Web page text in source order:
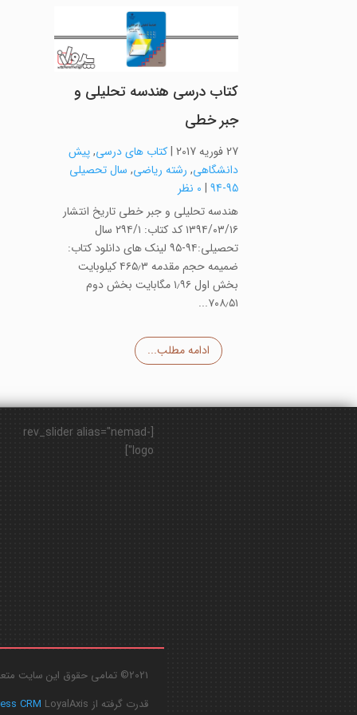
کتاب درسی هندسه تحلیلی و
جبر خطی
27 فوریه 2017 |کتاب های درسی,پیش
دانشگاهی, رشته ریاضی, سال تحصیلی
95-94
| 0 نظر
هندسه تحلیلی و جبر خطی تاریخ انتشار
۱۳۹۴/۰۳/۱۶ کد کتاب: ۲۹۴/۱ سال
تحصیلی:۹۴-۹۵ لینک های دانلود کتاب:
ضمیمه حجم مقدمه ۴۶۵٫۳ کیلوبایت
بخش اول ۱٫۹۶ مگابایت بخش دوم
۷۰۸٫۵۱...
ادامه مطلب...
[rev_slider alias="nemad-
logo"]
2021© تمامی حقوق این سایت متعلق به
قدرت گرفته از
CRM LoyalAxis